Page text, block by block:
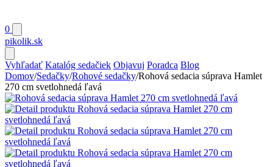
0
pikolik.sk
Vyhľadať Katalóg sedačiek Objavuj Poradca Blog
Domov/Sedačky/Rohové sedačky/Rohová sedacia súprava Hamlet
270 cm svetlohnedá ľavá